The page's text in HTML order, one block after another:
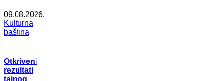
09.08.2026.
Kulturna
baština
Otkriveni
rezultati
tajnog